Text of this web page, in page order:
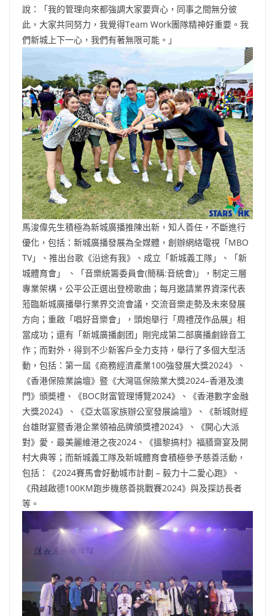
說：「我的管理向來都強調大家要齊心，同事之間無分彼
此，大家共同努力，我覺得Team Work團隊精神好重要。我
們新城上下一心，我們有著無限可能。」
馬浚偉先生積極為新城廣播推陳出新，知人善任，不斷進行
優化，包括：新城廣播發展為全媒體，創辦網絡電視「MBO
TV」、推出台歌《沿途有我》、成立「新城義工隊」、「新
城體育會」 、「音樂統籌委員會(簡稱:音統會)」，制定三層
專業架構，公平公正選出登榜歌曲；每月邀請業界資深代表
蒞臨新城廣播舉行業界交流會議，交流音樂走勢及未來發展
方向；重啟「唱好音樂會」，頭炮舉行「周禮茂作品展」相
當成功；還有「新城廣播劇团」剛完成第二部廣播劇錄音工
作；而對外，得到不少新客戶全力支持，舉行了多個大型活
動，包括：第一屆《商務經濟產業100強發展大獎2024》、
《香港保險業論壇》暨《大灣區保險業大獎2024–香港及澳
門》頒奬禮、《BOC財富管理博覽2024》、《香港數字金融
大獎2024》、《亞太區家族辦公室發展論壇》、《新城財經
台雄財宴暨香港企業領袖品牌頒獎禮2024》、《開心大派
對》愛．最美麗維港之夜2024、《搵黎搞村》福膳齋宴及開
村大典等；而新城義工隊及新城體育會積極參予慈善活動，
包括：《2024賽馬會好動城市計劃 – 毅力十二愛心跑》、
《飛越啟德100KM跑步機慈善挑戰賽2024》與及探訪長者
等。